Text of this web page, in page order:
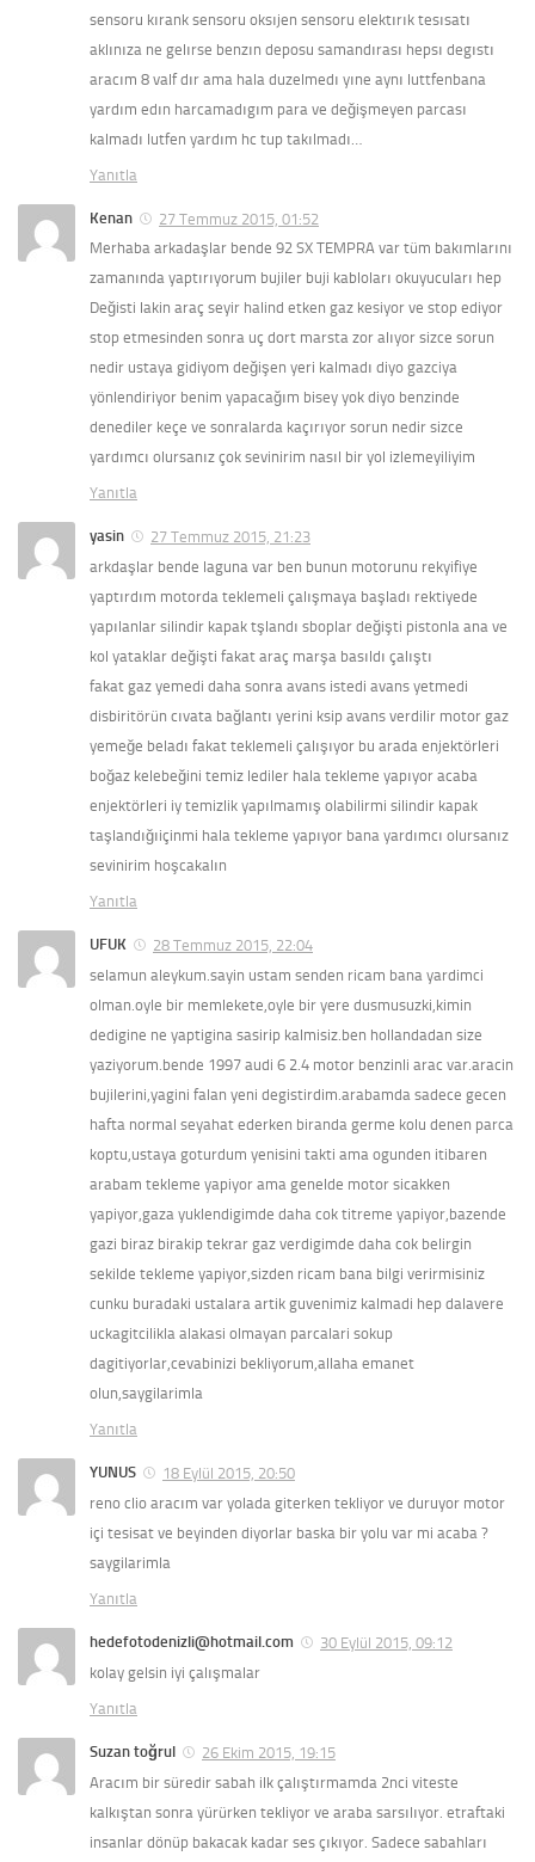
sensoru kırank sensoru oksıjen sensoru elektırık tesısatı
aklınıza ne gelırse benzın deposu samandırası hepsı degıstı
aracım 8 valf dır ama hala duzelmedı yıne aynı luttfenbana
yardım edın harcamadıgım para ve değişmeyen parcası
kalmadı lutfen yardım hc tup takılmadı…
Yanıtla
Kenan
27 Temmuz 2015, 01:52
Merhaba arkadaşlar bende 92 SX TEMPRA var tüm bakımlarını
zamanında yaptırıyorum bujiler buji kabloları okuyucuları hep
Değisti lakin araç seyir halind etken gaz kesiyor ve stop ediyor
stop etmesinden sonra uç dort marsta zor alıyor sizce sorun
nedir ustaya gidiyom değişen yeri kalmadı diyo gazciya
yönlendiriyor benim yapacağım bisey yok diyo benzinde
denediler keçe ve sonralarda kaçırıyor sorun nedir sizce
yardımcı olursanız çok sevinirim nasıl bir yol izlemeyiliyim
Yanıtla
yasin
27 Temmuz 2015, 21:23
arkdaşlar bende laguna var ben bunun motorunu rekyifiye
yaptırdım motorda teklemeli çalışmaya başladı rektiyede
yapılanlar silindir kapak tşlandı sboplar değişti pistonla ana ve
kol yataklar değişti fakat araç marşa basıldı çalıştı
fakat gaz yemedi daha sonra avans istedi avans yetmedi
disbiritörün cıvata bağlantı yerini ksip avans verdilir motor gaz
yemeğe beladı fakat teklemeli çalışıyor bu arada enjektörleri
boğaz kelebeğini temiz lediler hala tekleme yapıyor acaba
enjektörleri iy temizlik yapılmamış olabilirmi silindir kapak
taşlandığıiçinmi hala tekleme yapıyor bana yardımcı olursanız
sevinirim hoşcakalın
Yanıtla
UFUK
28 Temmuz 2015, 22:04
selamun aleykum.sayin ustam senden ricam bana yardimci
olman.oyle bir memlekete,oyle bir yere dusmusuzki,kimin
dedigine ne yaptigina sasirip kalmisiz.ben hollandadan size
yaziyorum.bende 1997 audi 6 2.4 motor benzinli arac var.aracin
bujilerini,yagini falan yeni degistirdim.arabamda sadece gecen
hafta normal seyahat ederken biranda germe kolu denen parca
koptu,ustaya goturdum yenisini takti ama ogunden itibaren
arabam tekleme yapiyor ama genelde motor sicakken
yapiyor,gaza yuklendigimde daha cok titreme yapiyor,bazende
gazi biraz birakip tekrar gaz verdigimde daha cok belirgin
sekilde tekleme yapiyor,sizden ricam bana bilgi verirmisiniz
cunku buradaki ustalara artik guvenimiz kalmadi hep dalavere
uckagitcilikla alakasi olmayan parcalari sokup
dagitiyorlar,cevabinizi bekliyorum,allaha emanet
olun,saygilarimla
Yanıtla
YUNUS
18 Eylül 2015, 20:50
reno clio aracım var yolada giterken tekliyor ve duruyor motor
içi tesisat ve beyinden diyorlar baska bir yolu var mi acaba ?
saygilarimla
Yanıtla
hedefotodenizli@hotmail.com
30 Eylül 2015, 09:12
kolay gelsin iyi çalışmalar
Yanıtla
Suzan toğrul
26 Ekim 2015, 19:15
Aracım bir süredir sabah ilk çalıştırmamda 2nci viteste
kalkıştan sonra yürürken tekliyor ve araba sarsılıyor. etraftaki
insanlar dönüp bakacak kadar ses çıkıyor. Sadece sabahları